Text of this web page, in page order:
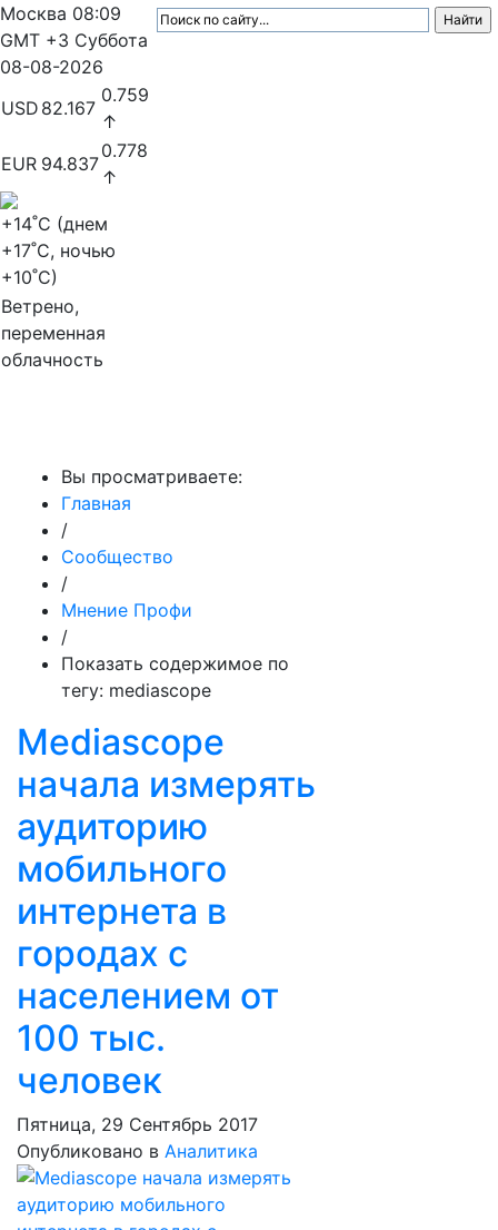
Москва 08:09
GMT +3 Суббота
08-08-2026
USD 82.167
0.759
↑
EUR 94.837
0.778
↑
+14˚C (днем
+17˚C, ночью
+10˚C)
Ветрено,
переменная
облачность
Вы просматриваете:
Главная
/
Сообщество
/
Мнение Профи
/
Показать содержимое по
тегу: mediascope
Mediascope
начала измерять
аудиторию
мобильного
интернета в
городах с
населением от
100 тыс.
человек
Пятница, 29 Сентябрь 2017
Опубликовано в Аналитика